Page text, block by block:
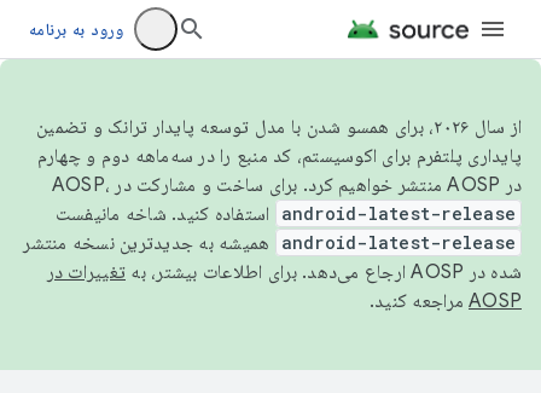
ورود به برنامه
از سال ۲۰۲۶، برای همسو شدن با مدل توسعه پایدار ترانک و تضمین
پایداری پلتفرم برای اکوسیستم، کد منبع را در سه‌ماهه دوم و چهارم
در AOSP منتشر خواهیم کرد. برای ساخت و مشارکت در AOSP،
android-latest-release استفاده کنید. شاخه مانیفست
android-latest-release
همیشه به جدیدترین نسخه منتشر
شده در AOSP ارجاع می‌دهد. برای اطلاعات بیشتر، به
تغییرات در
AOSP مراجعه کنید.